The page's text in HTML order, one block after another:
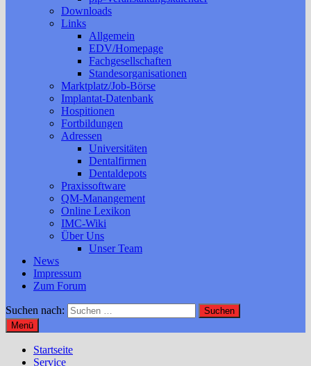
Downloads
Links
Allgemein
EDV/Homepage
Fachgesellschaften
Standesorganisationen
Marktplatz/Job-Börse
Implantat-Datenbank
Hospitionen
Fortbildungen
Adressen
Universitäten
Dentalfirmen
Dentaldepots
Praxissoftware
QM-Manangement
Online Lexikon
IMC-Wiki
Über Uns
Unser Team
News
Impressum
Zum Forum
Suchen nach:
Menü
Startseite
Service